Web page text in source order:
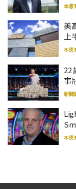
本思
美
上
本思
22
事
新聞
本思